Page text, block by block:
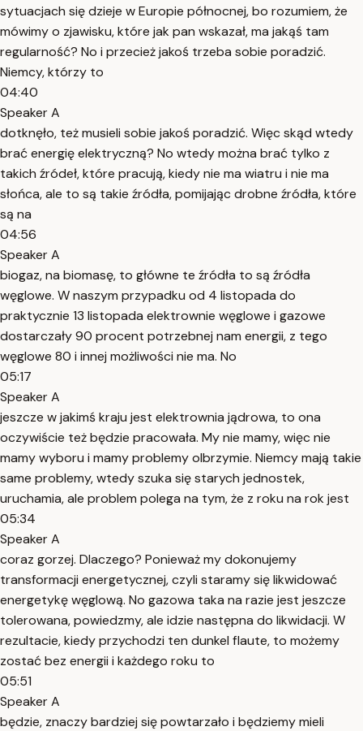
sytuacjach się dzieje w Europie północnej, bo rozumiem, że
mówimy o zjawisku, które jak pan wskazał, ma jakąś tam
regularność? No i przecież jakoś trzeba sobie poradzić.
Niemcy, którzy to
04:40
Speaker A
dotknęło, też musieli sobie jakoś poradzić. Więc skąd wtedy
brać energię elektryczną? No wtedy można brać tylko z
takich źródeł, które pracują, kiedy nie ma wiatru i nie ma
słońca, ale to są takie źródła, pomijając drobne źródła, które
są na
04:56
Speaker A
biogaz, na biomasę, to główne te źródła to są źródła
węglowe. W naszym przypadku od 4 listopada do
praktycznie 13 listopada elektrownie węglowe i gazowe
dostarczały 90 procent potrzebnej nam energii, z tego
węglowe 80 i innej możliwości nie ma. No
05:17
Speaker A
jeszcze w jakimś kraju jest elektrownia jądrowa, to ona
oczywiście też będzie pracowała. My nie mamy, więc nie
mamy wyboru i mamy problemy olbrzymie. Niemcy mają takie
same problemy, wtedy szuka się starych jednostek,
uruchamia, ale problem polega na tym, że z roku na rok jest
05:34
Speaker A
coraz gorzej. Dlaczego? Ponieważ my dokonujemy
transformacji energetycznej, czyli staramy się likwidować
energetykę węglową. No gazowa taka na razie jest jeszcze
tolerowana, powiedzmy, ale idzie następna do likwidacji. W
rezultacie, kiedy przychodzi ten dunkel flaute, to możemy
zostać bez energii i każdego roku to
05:51
Speaker A
będzie, znaczy bardziej się powtarzało i będziemy mieli